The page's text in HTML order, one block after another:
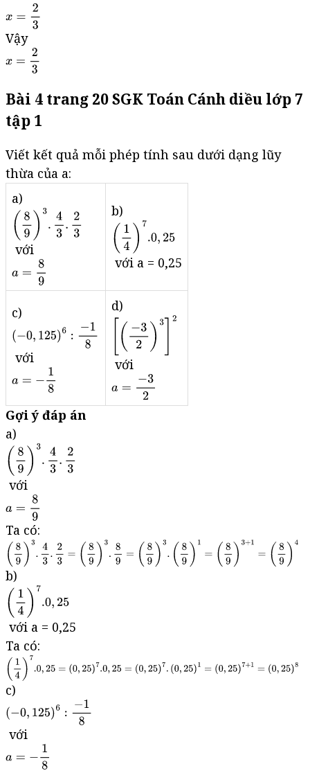
Vậy
Bài 4 trang 20 SGK Toán Cánh diều lớp 7
tập 1
Viết kết quả mỗi phép tính sau dưới dạng lũy
thừa của a:
a)
với
b)
với a = 0,25
c)
với
d)
với
Gợi ý đáp án
a)
với
Ta có:
b)
với a = 0,25
Ta có:
c)
với